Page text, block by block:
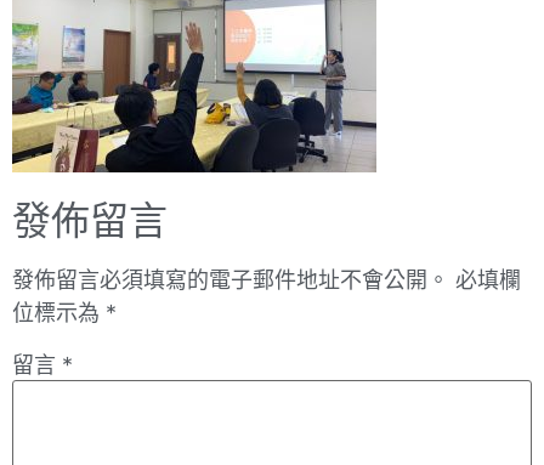
發佈留言
發佈留言必須填寫的電子郵件地址不會公開。 必填欄
位標示為 *
留言 *